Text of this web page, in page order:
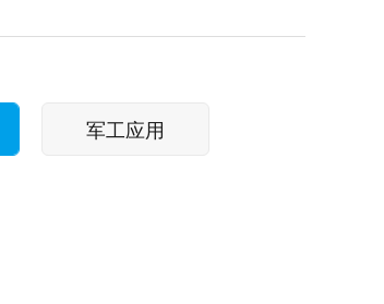
军工应用